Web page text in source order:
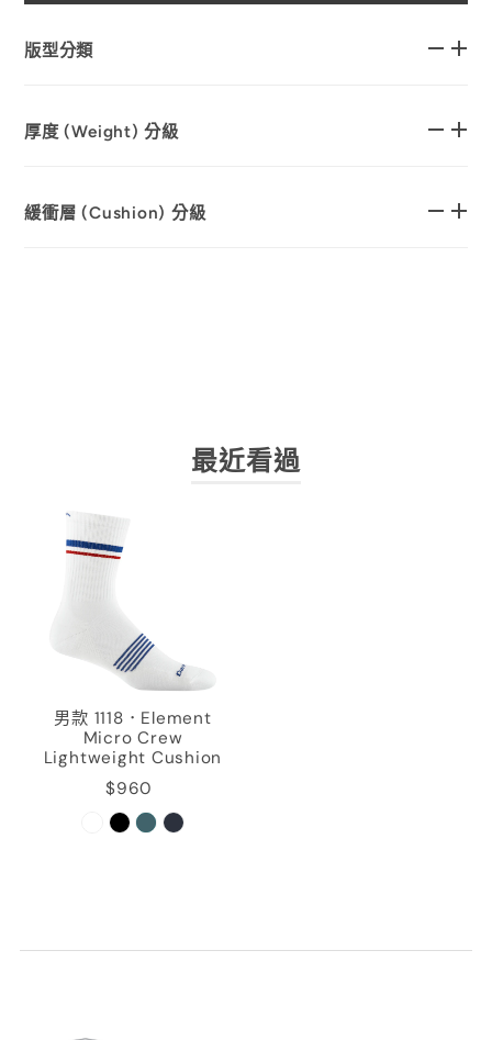
版型分類
厚度 (Weight) 分級
緩衝層 (Cushion) 分級
最近看過
男款 1118．Element
Micro Crew
Lightweight Cushion
$960